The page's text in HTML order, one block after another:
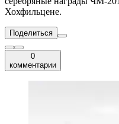
Хохфильцене.
Поделиться
0
комментарии